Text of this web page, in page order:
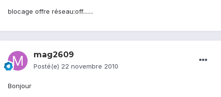
blocage offre réseau:off.......
mag2609
Posté(e) 22 novembre 2010
Bonjour